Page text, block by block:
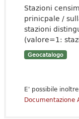
Stazioni
prinicpale /
stazioni
(valore=1:
Geocatalogo
E' possibile
Documentazione